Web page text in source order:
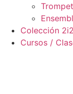
Colección
Cursos /